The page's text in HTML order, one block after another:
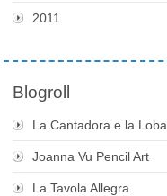
2011
Blogroll
La Cantadora e la Loba
Joanna Vu Pencil Art
La Tavola Allegra